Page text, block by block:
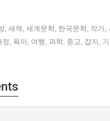
, 새책 , 세계문학, 한국문학, 작가,
정 , 육아, 여행, 과학, 종교, 잡지 ,